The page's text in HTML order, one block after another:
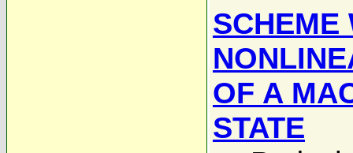
OF A
STATE